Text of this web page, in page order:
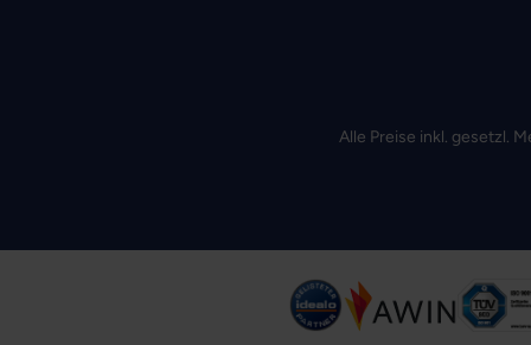
Alle Preise inkl. gesetzl.